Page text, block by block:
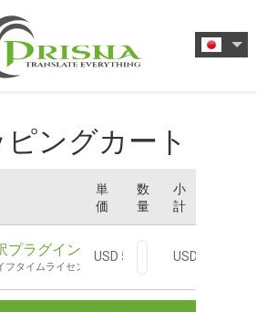
ングカート
単
価
数
量
小
計
プラグイン
フタイムライセンス
USD 59.00 USD 59.00